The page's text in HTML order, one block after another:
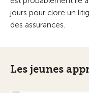
jours pour clore un
des assurances.
Les jeunes